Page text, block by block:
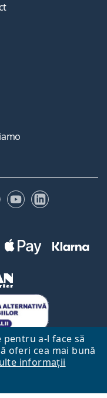
a-l face să
oferi cea mai bună
informații
Instagram
YouTubeLinkedIn
Mai sus